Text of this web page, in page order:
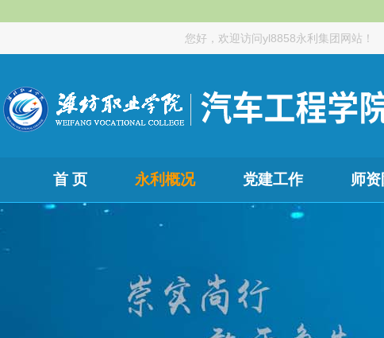
您好，欢迎访问yl8858永利集团网站！
首 页 永利概况 党建工作 师